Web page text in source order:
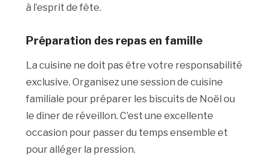
à l’esprit de fête.
Préparation des repas en famille
La cuisine ne doit pas être votre responsabilité
exclusive. Organisez une session de cuisine
familiale pour préparer les biscuits de Noël ou
le dîner de réveillon. C’est une excellente
occasion pour passer du temps ensemble et
pour alléger la pression.